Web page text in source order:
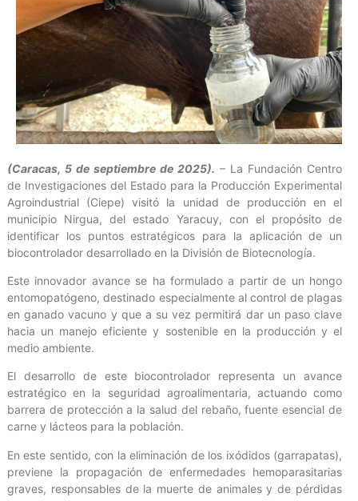
(Caracas, 5 de septiembre de 2025). – La Fundación Centro
de Investigaciones del Estado para la Producción Experimental
Agroindustrial (Ciepe) visitó la unidad de producción en el
municipio Nirgua, del estado Yaracuy, con el propósito de
identificar los puntos estratégicos para la aplicación de un
biocontrolador desarrollado en la División de Biotecnología.
Este innovador avance se ha formulado a partir de un hongo
entomopatógeno, destinado especialmente al control de plagas
en ganado vacuno y que a su vez permitirá dar un paso clave
hacia un manejo eficiente y sostenible en la producción y el
medio ambiente.
El desarrollo de este biocontrolador representa un avance
estratégico en la seguridad agroalimentaria, actuando como
barrera de protección a la salud del rebaño, fuente esencial de
carne y lácteos para la población.
En este sentido, con la eliminación de los ixódidos (garrapatas),
previene la propagación de enfermedades hemoparasitarias
graves, responsables de la muerte de animales y de pérdidas